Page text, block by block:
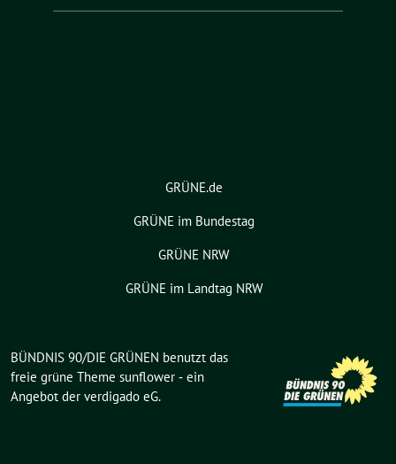
GRÜNE.de
GRÜNE im Bundestag
GRÜNE NRW
GRÜNE im Landtag NRW
BÜNDNIS 90/DIE GRÜNEN benutzt das
freie grüne Theme sunflower ‐ ein
Angebot der verdigado eG.